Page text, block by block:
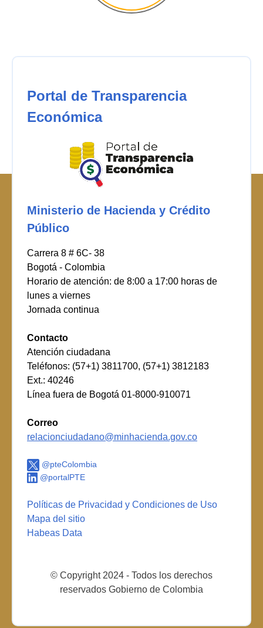
Portal de Transparencia
Económica
Ministerio de Hacienda y Crédito
Público
Carrera 8 # 6C- 38
Bogotá - Colombia
Horario de atención: de 8:00 a 17:00 horas de
lunes a viernes
Jornada continua
Contacto
Atención ciudadana
Teléfonos: (57+1) 3811700, (57+1) 3812183
Ext.: 40246
Línea fuera de Bogotá 01-8000-910071
Correo
relacionciudadano@minhacienda.gov.co
@pteColombia
@portalPTE
Políticas de Privacidad y Condiciones de Uso
Mapa del sitio
Habeas Data
© Copyright 2024 - Todos los derechos
reservados Gobierno de Colombia